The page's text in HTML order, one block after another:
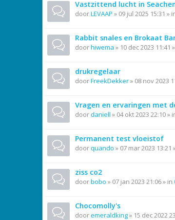
Vastzittend lucht in
doorLEVAAP » 09 jul 2025 15:31 »
Rabbit snales en Brokaat
doorhiwema » 10 dec 2023 11:41
drukregelaar
doorFreekDekker» 08 nov 2023
Vragen en ervaringen met
doordaniell » 04 okt 2023 22:10»
Permanent test vloeistof
doorquando » 07 mar 2023 13:21
ziss co2
doorbobo » 07 jan 2023 21:06» in
Chocomolly's
dooremeraldking» 15 dec 2022